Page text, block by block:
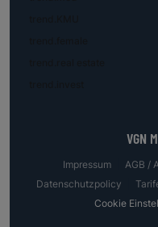
VGN
Impressum AGB /
Datenschutzpolicy
Cookie